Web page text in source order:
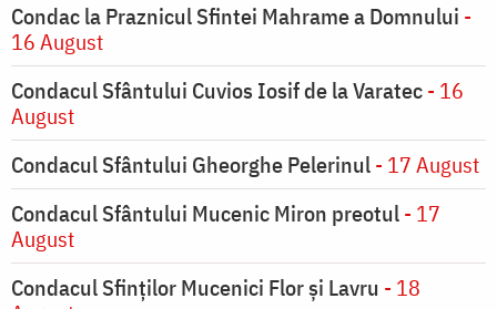
Condac la Praznicul Sfintei Mahrame a Domnului -
16 August
Condacul Sfântului Cuvios Iosif de la Varatec- 16
August
Condacul Sfântului Gheorghe Pelerinul- 17 August
Condacul Sfântului Mucenic Miron preotul- 17
August
Condacul Sfinţilor Mucenici Flor şi Lavru - 18